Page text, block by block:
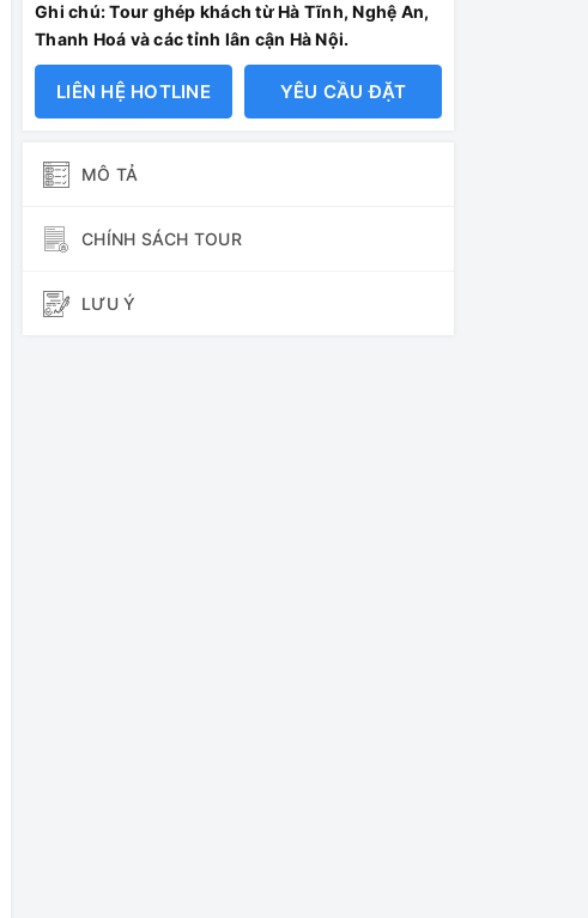
Ghi chú: Tour ghép khách từ Hà Tĩnh, Nghệ An,
Thanh Hoá và các tỉnh lân cận Hà Nội.
LIÊN HỆ HOTLINE YÊU CẦU ĐẶT
MÔ TẢ
CHÍNH SÁCH TOUR
LƯU Ý